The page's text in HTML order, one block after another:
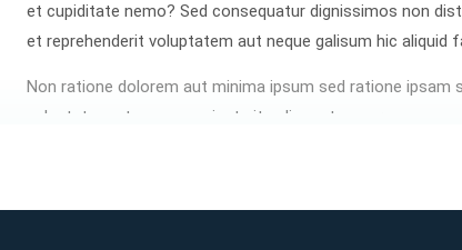
et cupiditate nemo? Sed consequatur dignissimos non
et reprehenderit voluptatem aut neque galisum hic aliquid
Non ratione dolorem aut minima ipsum sed ratione ipsam
voluptatem et quos nesciunt sit galisum tempora eos